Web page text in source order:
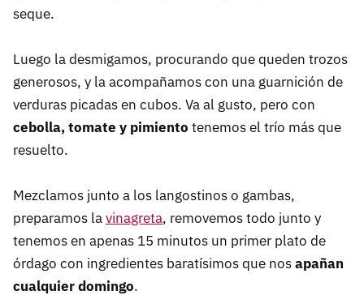
seque.
Luego la desmigamos, procurando que queden trozos
generosos, y la acompañamos con una guarnición de
verduras picadas en cubos. Va al gusto, pero con
cebolla, tomate y pimiento tenemos el trío más que
resuelto.
Mezclamos junto a los langostinos o gambas,
preparamos lavinagreta, removemos todo junto y
tenemos en apenas 15 minutos un primer plato de
órdago con ingredientes baratísimos que nosapañan
cualquier domingo.